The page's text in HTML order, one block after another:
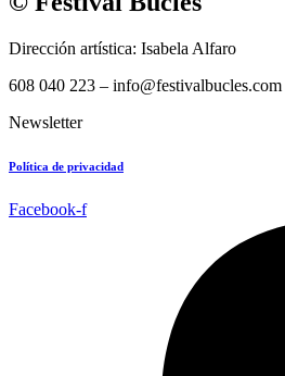
Dirección artística: Isabela Alfaro
608 040 223 – info@festivalbucles.com
Newsletter
Política de privacidad
Facebook-f